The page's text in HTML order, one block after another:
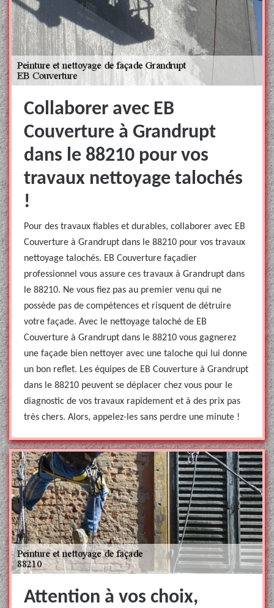
Collaborer avec EB
Couverture à Grandrupt
dans le 88210 pour vos
travaux nettoyage talochés
!
Pour des travaux fiables et durables, collaborer avec EB
Couverture à Grandrupt dans le 88210 pour vos travaux
nettoyage talochés. EB Couverture façadier
professionnel vous assure ces travaux à Grandrupt dans
le 88210. Ne vous fiez pas au premier venu qui ne
possède pas de compétences et risquent de détruire
votre façade. Avec le nettoyage taloché de EB
Couverture à Grandrupt dans le 88210 vous gagnerez
une façade bien nettoyer avec une taloche qui lui donne
un bon reflet. Les équipes de EB Couverture à Grandrupt
dans le 88210 peuvent se déplacer chez vous pour le
diagnostic de vos travaux rapidement et à des prix pas
très chers. Alors, appelez-les sans perdre une minute !
Attention à vos choix,